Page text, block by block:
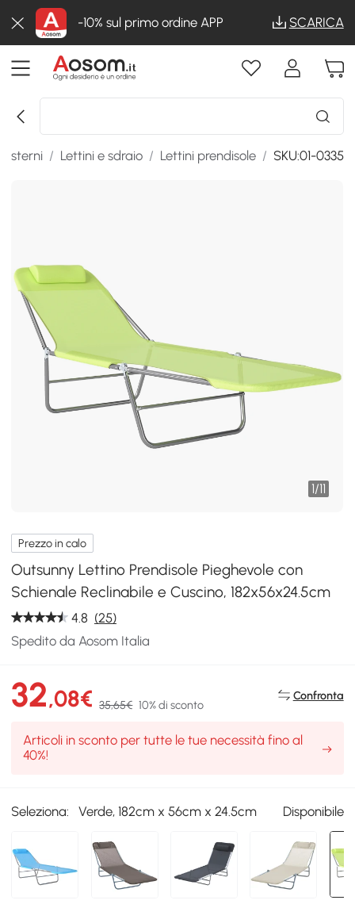
-10% sul primo ordine APP SCARICA
esterni / Lettini e sdraio / Lettini prendisole / SKU:01-0335
1/11
Prezzo in calo
Outsunny Lettino Prendisole Pieghevole con
Schienale Reclinabile e Cuscino, 182x56x24.5cm
4.8 (25)
Spedito da Aosom Italia
32,08€ 35,65€ 10% di sconto
Confronta
Articoli in sconto per tutte le tue necessità fino al
40%!
Seleziona: Verde, 182cm x 56cm x 24.5cm Disponibile